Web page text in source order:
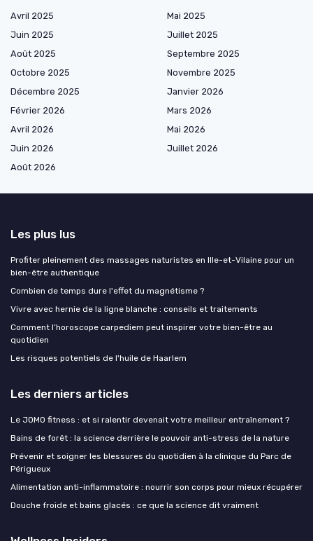
Avril 2025
Mai 2025
Juin 2025
Juillet 2025
Août 2025
Septembre 2025
Octobre 2025
Novembre 2025
Décembre 2025
Janvier 2026
Février 2026
Mars 2026
Avril 2026
Mai 2026
Juin 2026
Juillet 2026
Août 2026
Les plus lus
Profiter pleinement des massages naturistes en Ille-et-Vilaine pour un
bien-être authentique
Combien de temps dure l'effet du magnétisme ?
Vivre avec hernie de la ligne blanche : conseils et traitements
Comment l’horoscope carpediem peut inspirer votre bien-être au
quotidien
Les risques potentiels de l'huile de Haarlem
Les derniers articles
Le JOMO fitness : et si ralentir devenait votre meilleur entraînement ?
Bains de forêt : la science derrière le pouvoir anti-stress de la nature
Prévenir et soigner les blessures du quotidien à la clinique du Parc de
Périgueux
Alimentation anti-inflammatoire : nourrir son corps pour mieux récupérer
Douche froide et bains glacés : ce que la science dit vraiment